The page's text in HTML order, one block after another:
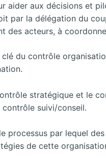
aider aux décisions et
par la délégation du
des acteurs, à
du contrôle
stratégique et le
suivi/conseil.
processus par lequel
de cette